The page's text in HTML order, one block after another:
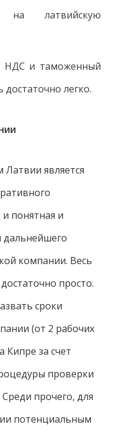
на латвийскую
НДС и таможенный
достаточно легко.
является
понятная и
дальнейшего
компании. Весь
просто.
сроки
(от 2 рабочих
Кипре за счет
проверки
прочего, для
потенциальным